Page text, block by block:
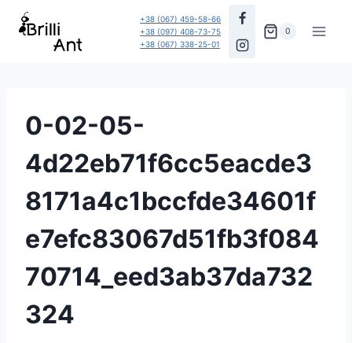
Перейти
+38 (067) 459-58-66
+38 (097) 408-73-75
+38 (067) 338-25-01
0
0-02-05-
4d22eb71f6cc5eacde3
8171a4c1bccfde34601f
e7efc83067d51fb3f084
70714_eed3ab37da732
324